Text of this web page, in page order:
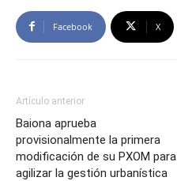
Facebook X
Artículo anterior
Baiona aprueba
provisionalmente la primera
modificación de su PXOM para
agilizar la gestión urbanística